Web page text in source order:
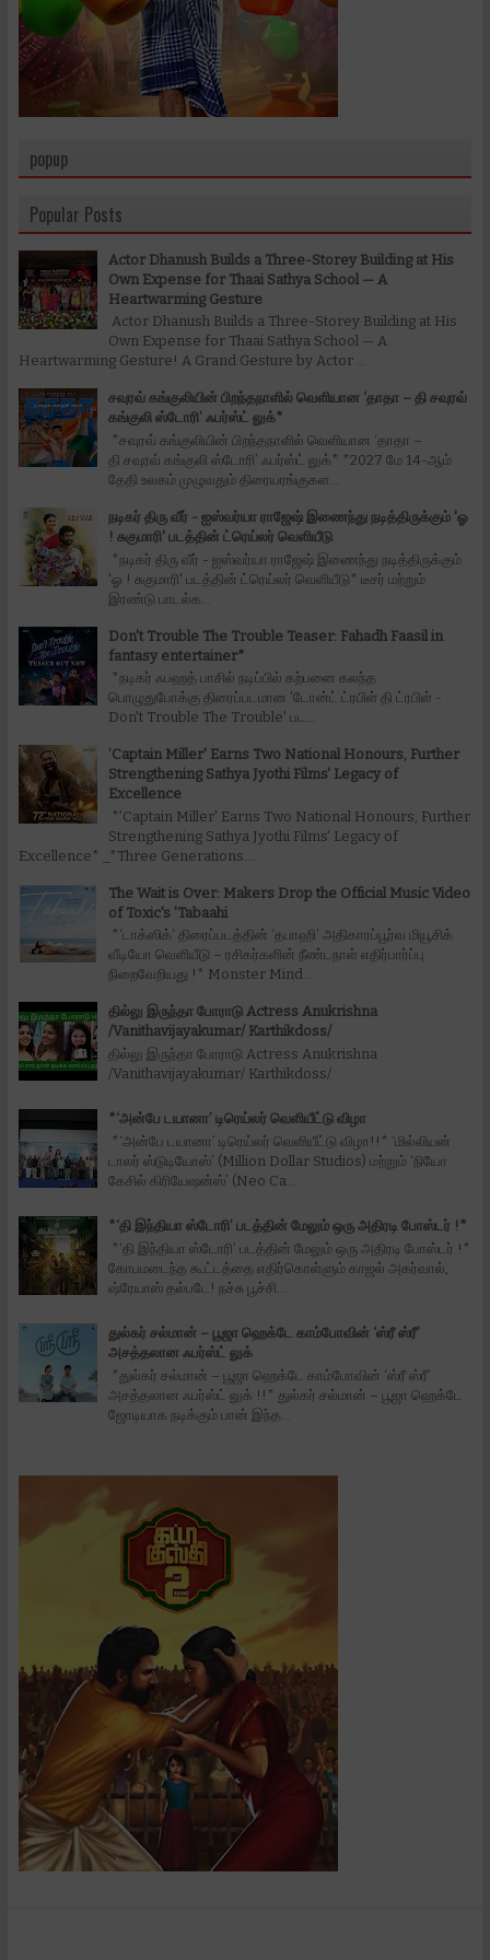
popup
Popular Posts
Actor Dhanush Builds a Three-Storey Building at His
Own Expense for Thaai Sathya School — A
Heartwarming Gesture
Actor Dhanush Builds a Three-Storey Building at His
Own Expense for Thaai Sathya School — A
Heartwarming Gesture! A Grand Gesture by Actor ...
சவுரவ் கங்குலியின் பிறந்தநாளில் வெளியான ‘தாதா – தி சவுரவ்
கங்குலி ஸ்டோரி’ ஃபர்ஸ்ட் லுக்*
*சவுரவ் கங்குலியின் பிறந்தநாளில் வெளியான ‘தாதா –
தி சவுரவ் கங்குலி ஸ்டோரி’ ஃபர்ஸ்ட் லுக்* *2027 மே 14-ஆம்
தேதி உலகம் முழுவதும் திரையரங்குகள...
நடிகர் திரு வீர் - ஐஸ்வர்யா ராஜேஷ் இணைந்து நடித்திருக்கும் 'ஓ
! சுகுமாரி' படத்தின் ட்ரெய்லர் வெளியீடு
*நடிகர் திரு வீர் - ஐஸ்வர்யா ராஜேஷ் இணைந்து நடித்திருக்கும்
'ஓ ! சுகுமாரி' படத்தின் ட்ரெய்லர் வெளியீடு* டீசர் மற்றும்
இரண்டு பாடல்க...
Don't Trouble The Trouble Teaser: Fahadh Faasil in
fantasy entertainer*
*நடிகர் ஃபஹத் பாசில் நடிப்பில் கற்பனை கலந்த
பொழுதுபோக்கு திரைப்படமான 'டோன்ட் ட்ரபிள் தி ட்ரபிள் -
Don't Trouble The Trouble' பட...
’Captain Miller' Earns Two National Honours, Further
Strengthening Sathya Jyothi Films' Legacy of
Excellence
*’Captain Miller' Earns Two National Honours, Further
Strengthening Sathya Jyothi Films' Legacy of
Excellence* _*Three Generations....
The Wait is Over: Makers Drop the Official Music Video
of Toxic's 'Tabaahi
*‘டாக்ஸிக்‘ திரைப்படத்தின் ‘தபாஹி’ அதிகாரப்பூர்வ மியூசிக்
வீடியோ வெளியீடு – ரசிகர்களின் நீண்டநாள் எதிர்பார்ப்பு
நிறைவேறியது !* Monster Mind...
தில்லு இருந்தா போராடு Actress Anukrishna
/Vanithavijayakumar/ Karthikdoss/
தில்லு இருந்தா போராடு Actress Anukrishna
/Vanithavijayakumar/ Karthikdoss/
*‘அன்பே டயானா’ டிரெய்லர் வெளியீட்டு விழா
*‘அன்பே டயானா’ டிரெய்லர் வெளியீட்டு விழா!!* ‘மில்லியன்
டாலர் ஸ்டுடியோஸ்’ (Million Dollar Studios) மற்றும் ‘நியோ
கேசில் கிரியேஷன்ஸ்’ (Neo Ca...
*‘தி இந்தியா ஸ்டோரி’ படத்தின் மேலும் ஒரு அதிரடி போஸ்டர் !*
*‘தி இந்தியா ஸ்டோரி’ படத்தின் மேலும் ஒரு அதிரடி போஸ்டர் !*
கோபமடைந்த கூட்டத்தை எதிர்கொள்ளும் காஜல் அகர்வால்,
ஷ்ரேயாஸ் தல்படே! நச்சு பூச்சி...
துல்கர் சல்மான் – பூஜா ஹெக்டே காம்போவின் ‘ஸ்ரீ ஸ்ரீ’
அசத்தலான ஃபர்ஸ்ட் லுக்
*துல்கர் சல்மான் – பூஜா ஹெக்டே காம்போவின் ‘ஸ்ரீ ஸ்ரீ’
அசத்தலான ஃபர்ஸ்ட் லுக் !!* துல்கர் சல்மான் – பூஜா ஹெக்டே
ஜோடியாக நடிக்கும் பான் இந்த...